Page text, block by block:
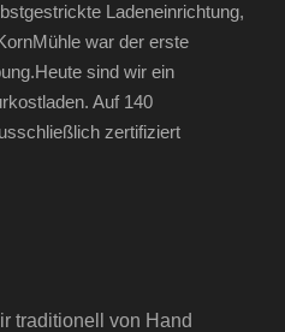
Ladeneinrichtung,
war der erste
sind wir ein
Auf 140
zertifiziert
traditionell von Hand